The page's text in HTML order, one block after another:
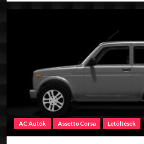
AC Autók Assetto Corsa Letöltések